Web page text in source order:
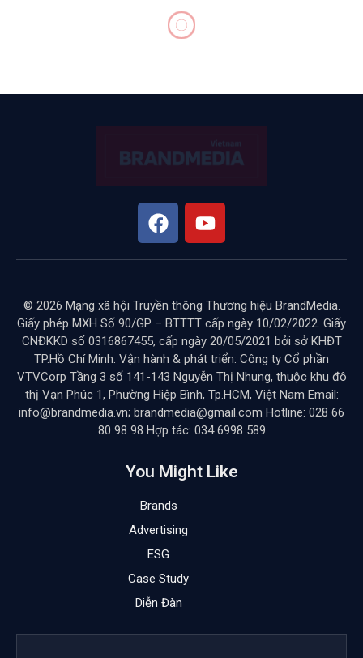
© 2026 Mạng xã hội Truyền thông Thương hiệu BrandMedia.
Giấy phép MXH Số 90/GP – BTTTT cấp ngày 10/02/2022. Giấy
CNĐKKD số 0316867455, cấp ngày 20/05/2021 bởi sở KHĐT
TP.Hồ Chí Minh. Vận hành & phát triển: Công ty Cổ phần
VTVCorp Tầng 3 số 141-143 Nguyễn Thị Nhung, thuộc khu đô
thị Vạn Phúc 1, Phường Hiệp Bình, Tp.HCM, Việt Nam Email:
info@brandmedia.vn; brandmedia@gmail.com Hotline: 028 66
80 98 98 Hợp tác: 034 6998 589
You Might Like
Brands
Advertising
ESG
Case Study
Diễn Đàn